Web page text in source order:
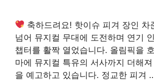
축하드려요! 핫이슈 피겨 장인 차
넘어 뮤지컬 무대에 도전하며 연기
챕터를 활짝 열었습니다. 올림픽을
마에 뮤지컬 특유의 서사까지 더해
을 예고하고 있습니다. 정교한 피겨